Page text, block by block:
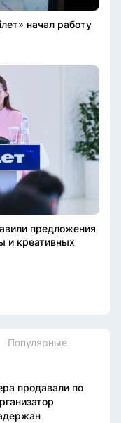
начал работу
предложения
и креативных
Популярные
продавали по